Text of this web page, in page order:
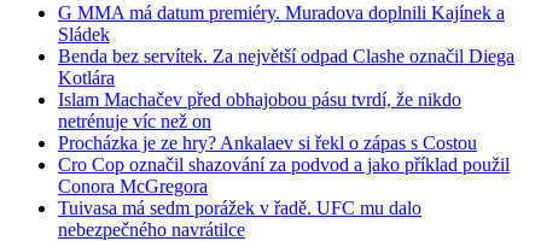
G MMA má datum premiéry. Muradova doplnili Kajínek a
Sládek
Benda bez servítek. Za největší odpad Clashe označil Diega
Kotlára
Islam Machačev před obhajobou pásu tvrdí, že nikdo
netrénuje víc než on
Procházka je ze hry? Ankalaev si řekl o zápas s Costou
Cro Cop označil shazování za podvod a jako příklad použil
Conora McGregora
Tuivasa má sedm porážek v řadě. UFC mu dalo
nebezpečného navrátilce